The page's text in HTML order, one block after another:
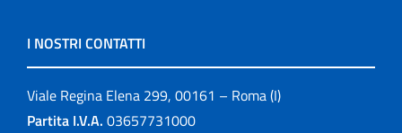
Linee guida
Link
I NOSTRI CONTATTI
Viale Regina Elena 299, 00161 – Roma (I)
Partita I.V.A. 03657731000